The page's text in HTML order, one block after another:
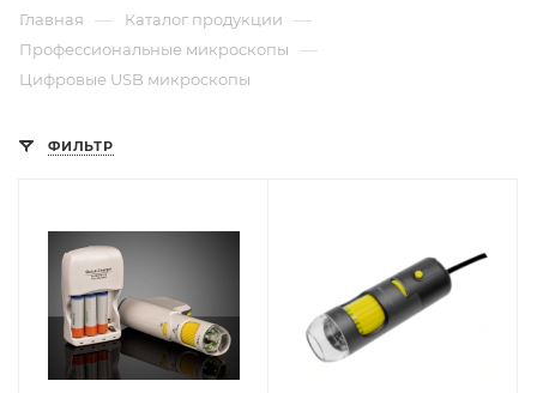
Главная — Каталог продукции —
Профессиональные микроскопы —
Цифровые USB микроскопы
ФИЛЬТР